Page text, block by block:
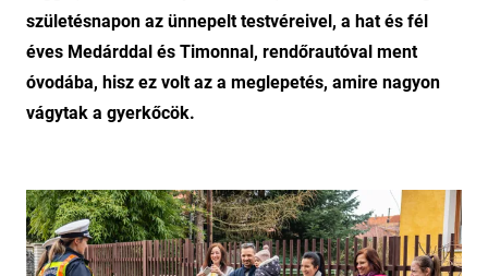
születésnapon az ünnepelt testvéreivel, a hat és fél
éves Medárddal és Timonnal, rendőrautóval ment
óvodába, hisz ez volt az a meglepetés, amire nagyon
vágytak a gyerkőcök.